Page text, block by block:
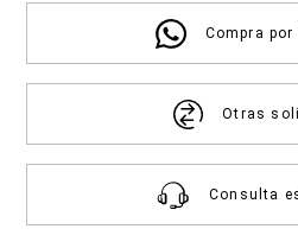
Compra por
Otras
Consulta